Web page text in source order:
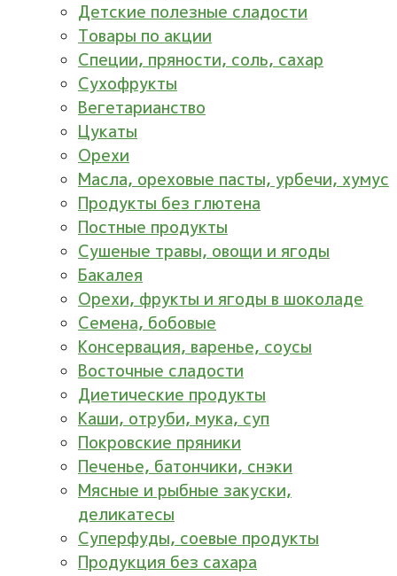
Детские полезные сладости
Товары по акции
Специи, пряности, соль, сахар
Сухофрукты
Вегетарианство
Цукаты
Орехи
Масла, ореховые пасты, урбечи, хумус
Продукты без глютена
Постные продукты
Сушеные травы, овощи и ягоды
Бакалея
Орехи, фрукты и ягоды в шоколаде
Семена, бобовые
Консервация, варенье, соусы
Восточные сладости
Диетические продукты
Каши, отруби, мука, суп
Покровские пряники
Печенье, батончики, снэки
Мясные и рыбные закуски,
деликатесы
Суперфуды, соевые продукты
Продукция без сахара